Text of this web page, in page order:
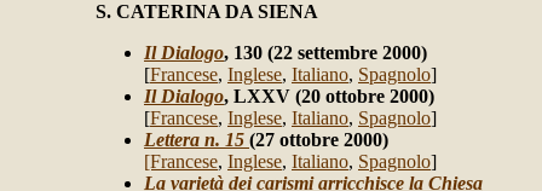
S. CATERINA DA SIENA
Il Dialogo, 130 (22 settembre 2000)
[Francese, Inglese, Italiano, Spagnolo]
Il Dialogo, LXXV (20 ottobre 2000)
[Francese, Inglese, Italiano, Spagnolo]
Lettera n. 15 (27 ottobre 2000)
[Francese, Inglese, Italiano, Spagnolo]
La varietà dei carismi arricchisce la Chiesa